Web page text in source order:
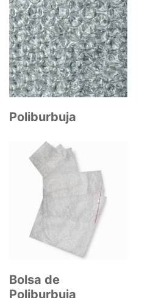
Poliburbuja
Bolsa de
Poliburbuja